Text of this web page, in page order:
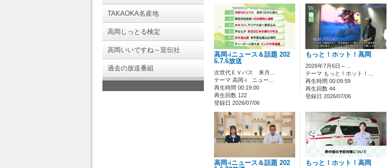
TAKAOKA名産地
高岡しっとる検定
高岡いいですね～宣伝社
過去の放送番組
高岡-iニュース＆話題 202
6.7.6放送
次世代ＥＶバス 来月…
テーマ 高岡-i ニュー…
再生時間 00:19:00
再生回数 122
登録日 2026/07/06
もっと！ホット！高岡
2026年7月6日～…
テーマ もっと！ホット！…
再生時間 00:09:59
再生回数 44
登録日 2026/07/06
高岡-iニュース＆話題 202
もっと！ホット！高岡